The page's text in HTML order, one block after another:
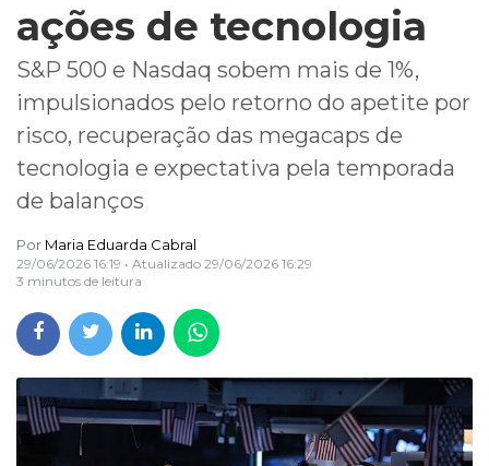
ações de tecnologia
S&P 500 e Nasdaq sobem mais de 1%,
impulsionados pelo retorno do apetite por
risco, recuperação das megacaps de
tecnologia e expectativa pela temporada
de balanços
Por Maria Eduarda Cabral
29/06/2026 16:19 • Atualizado 29/06/2026 16:29
3 minutos de leitura